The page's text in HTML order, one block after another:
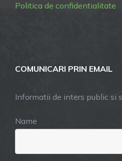
Politica de confidentialitate
COMUNICARI PRIN EMAIL
Informatii de inters public si
Name